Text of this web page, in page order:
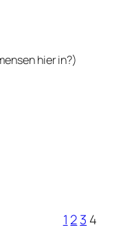
hier in?)
1 23 4